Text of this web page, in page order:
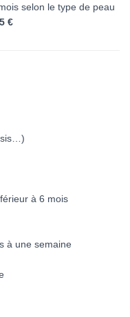
selon le type de peau
€
à 6 mois
à une semaine